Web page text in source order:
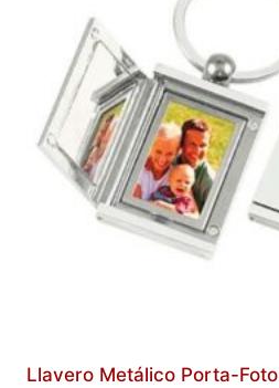
Llavero Metálico Porta-Foto